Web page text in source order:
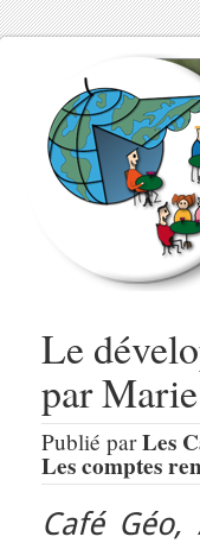
Le
par
Publié parLes
Les comptes
Café